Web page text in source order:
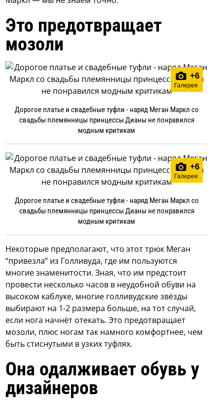
Это предотвращает
мозоли
+6
Галерея
Дорогое платье и свадебные туфли - наряд Меган Маркл со
свадьбы племянницы принцессы Дианы не понравился
модным критикам
+6
Галерея
Дорогое платье и свадебные туфли - наряд Меган Маркл со
свадьбы племянницы принцессы Дианы не понравился
модным критикам
Некоторые предполагают, что этот трюк Меган
“привезла” из Голливуда, где им пользуются
многие знаменитости. Зная, что им предстоит
провести несколько часов в неудобной обуви на
высоком каблуке, многие голливудские звёзды
выбирают на 1-2 размера больше, на тот случай,
если нога начнёт отекать. Это предотвращает
мозоли, плюс ногам так намного комфортнее, чем
быть стиснутыми в узких туфлях.
Она одалживает обувь у
дизайнеров